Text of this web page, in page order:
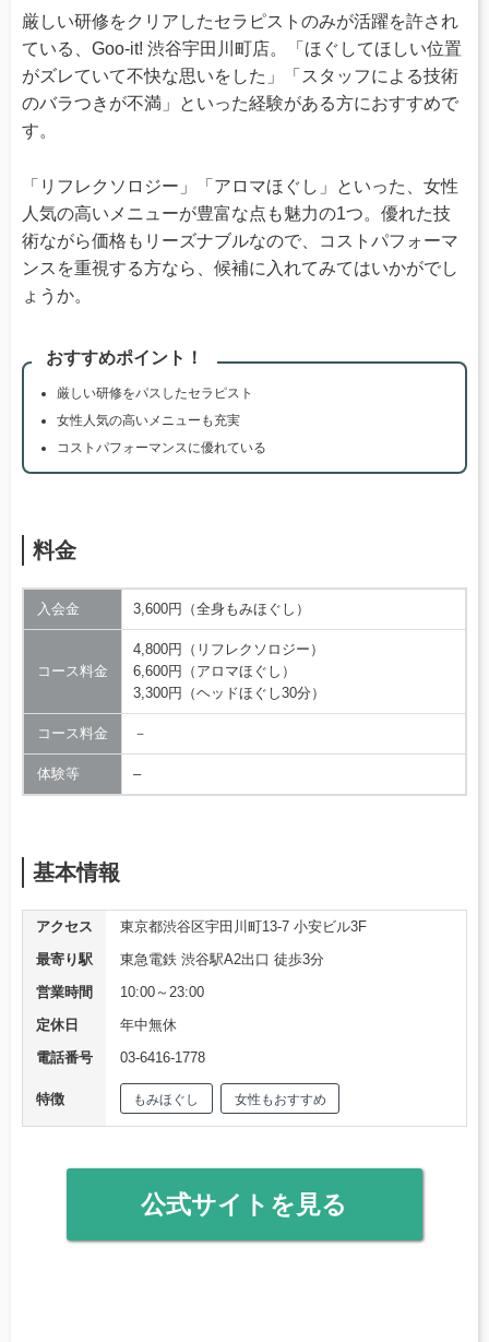
厳しい研修をクリアしたセラピストのみが活躍を許され
ている、Goo-it! 渋谷宇田川町店。「ほぐしてほしい位置
がズレていて不快な思いをした」「スタッフによる技術
のバラつきが不満」といった経験がある方におすすめで
す。
「リフレクソロジー」「アロマほぐし」といった、女性
人気の高いメニューが豊富な点も魅力の1つ。優れた技
術ながら価格もリーズナブルなので、コストパフォーマ
ンスを重視する方なら、候補に入れてみてはいかがでし
ょうか。
おすすめポイント！
厳しい研修をパスしたセラピスト
女性人気の高いメニューも充実
コストパフォーマンスに優れている
料金
入会金 3,600円（全身もみほぐし）
コース料金
4,800円（リフレクソロジー）
6,600円（アロマほぐし）
3,300円（ヘッドほぐし30分）
コース料金 －
体験等 –
基本情報
アクセス
東京都渋谷区宇田川町13-7 小安ビル3F
最寄り駅
東急電鉄 渋谷駅A2出口 徒歩3分
営業時間
10:00～23:00
定休日
年中無休
電話番号
03-6416-1778
特徴 もみほぐし 女性もおすすめ
公式サイトを見る